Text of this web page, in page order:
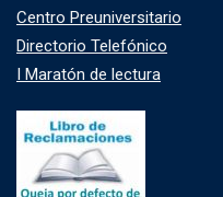
Centro Preuniversitario
Directorio Telefónico
I Maratón de lectura